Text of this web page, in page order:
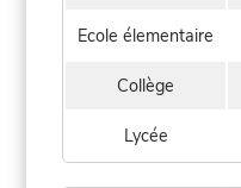
Ecole élementaire
Collège
Lycée